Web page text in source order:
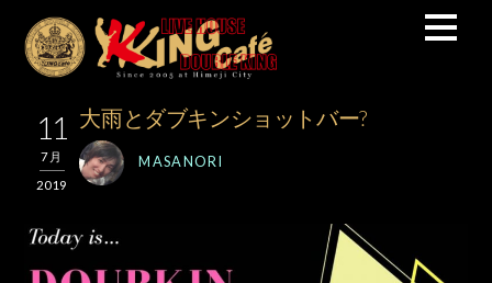
11
7月
2019
大雨とダブキンショットバー?
MASANORI